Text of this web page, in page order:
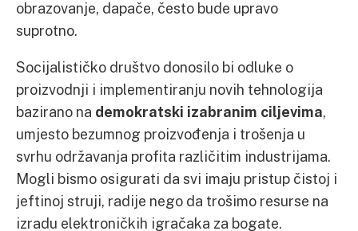
obrazovanje, dapače, često bude upravo
suprotno.
Socijalističko društvo donosilo bi odluke o
proizvodnji i implementiranju novih tehnologija
bazirano na demokratski izabranim ciljevima,
umjesto bezumnog proizvođenja i trošenja u
svrhu održavanja profita različitim industrijama.
Mogli bismo osigurati da svi imaju pristup čistoj i
jeftinoj struji, radije nego da trošimo resurse na
izradu elektroničkih igračaka za bogate.